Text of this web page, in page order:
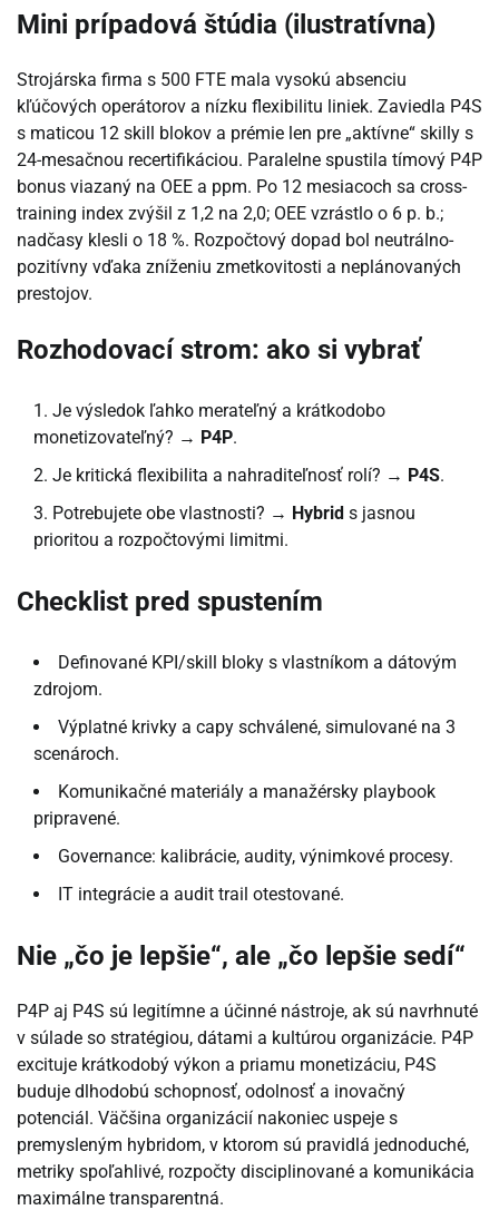
Mini prípadová štúdia (ilustratívna)
Strojárska firma s 500 FTE mala vysokú absenciu
kľúčových operátorov a nízku flexibilitu liniek. Zaviedla P4S
s maticou 12 skill blokov a prémie len pre „aktívne“ skilly s
24-mesačnou recertifikáciou. Paralelne spustila tímový P4P
bonus viazaný na OEE a ppm. Po 12 mesiacoch sa cross-
training index zvýšil z 1,2 na 2,0; OEE vzrástlo o 6 p. b.;
nadčasy klesli o 18 %. Rozpočtový dopad bol neutrálno-
pozitívny vďaka zníženiu zmetkovitosti a neplánovaných
prestojov.
Rozhodovací strom: ako si vybrať
Je výsledok ľahko merateľný a krátkodobo
monetizovateľný? → P4P.
Je kritická flexibilita a nahraditeľnosť rolí? → P4S.
Potrebujete obe vlastnosti? → Hybrid s jasnou
prioritou a rozpočtovými limitmi.
Checklist pred spustením
Definované KPI/skill bloky s vlastníkom a dátovým
zdrojom.
Výplatné krivky a capy schválené, simulované na 3
scenároch.
Komunikačné materiály a manažérsky playbook
pripravené.
Governance: kalibrácie, audity, výnimkové procesy.
IT integrácie a audit trail otestované.
Nie „čo je lepšie“, ale „čo lepšie sedí“
P4P aj P4S sú legitímne a účinné nástroje, ak sú navrhnuté
v súlade so stratégiou, dátami a kultúrou organizácie. P4P
excituje krátkodobý výkon a priamu monetizáciu, P4S
buduje dlhodobú schopnosť, odolnosť a inovačný
potenciál. Väčšina organizácií nakoniec uspeje s
premysleným hybridom, v ktorom sú pravidlá jednoduché,
metriky spoľahlivé, rozpočty disciplinované a komunikácia
maximálne transparentná.